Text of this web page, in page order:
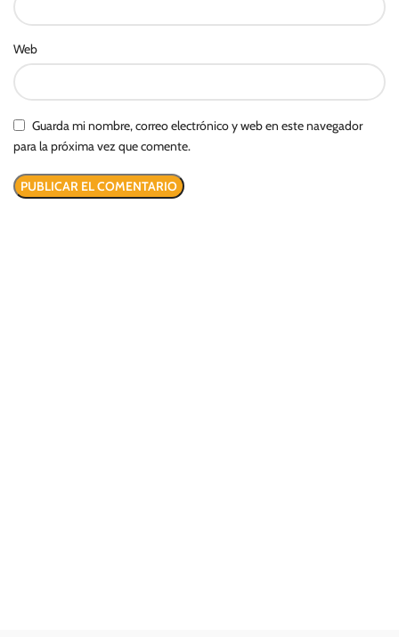
Web
Guarda mi nombre, correo electrónico y web en este navegador
para la próxima vez que comente.